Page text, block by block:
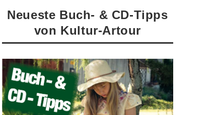
Neueste Buch- & CD-Tipps
von Kultur-Artour